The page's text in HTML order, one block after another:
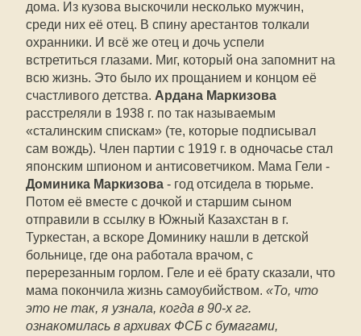
дома. Из кузова выскочили несколько мужчин,
среди них её отец. В спину арестантов толкали
охранники. И всё же отец и дочь успели
встретиться глазами. Миг, который она запомнит на
всю жизнь. Это было их прощанием и концом её
счастливого детства. Ардана Маркизова
расстреляли в 1938 г. по так называемым
«сталинским спискам» (те, которые подписывал
сам вождь). Член партии с 1919 г. в одночасье стал
японским шпионом и антисоветчиком. Мама Гели -
Доминика Маркизова - год отсидела в тюрьме.
Потом её вместе с дочкой и старшим сыном
отправили в ссылку в Южный Казахстан в г.
Туркестан, а вскоре Доминику нашли в детской
больнице, где она работала врачом, с
перерезанным горлом. Геле и её брату сказали, что
мама покончила жизнь само­убийством. «То, что
это не так, я узнала, когда в 90-х гг.
ознакомилась в архивах ФСБ с бумагами,